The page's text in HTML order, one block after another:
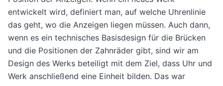
entwickelt wird, definiert man, auf welche Uhrenlinie
das geht, wo die Anzeigen liegen müssen. Auch dann,
wenn es ein technisches Basisdesign für die Brücken
und die Positionen der Zahnräder gibt, sind wir am
Design des Werks beteiligt mit dem Ziel, dass Uhr und
Werk anschließend eine Einheit bilden. Das war